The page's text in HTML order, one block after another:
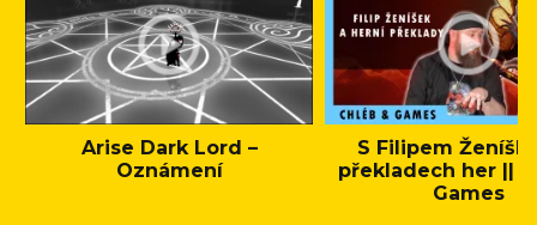
Arise Dark Lord –
Oznámení
S Filipem
překladech her ||
Games